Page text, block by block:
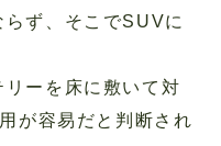
ず、そこでSUVに
ーを床に敷いて対
が容易だと判断され